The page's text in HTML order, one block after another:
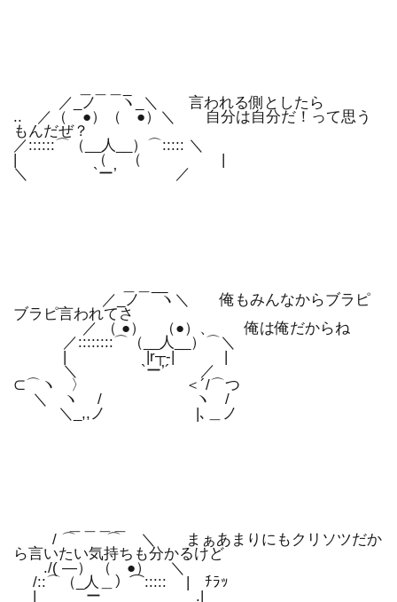
／_ノ ヽ_＼ 言われる側としたら
.. ／（ ●）（ ●）＼ 自分は自分だ！って思う
もんだぜ？
／::::::⌒（__人__）⌒::::: ＼
| （ （ |
＼ `ー’ ／
／_ノ ヽ＼ 俺もみんなからブラピ
ブラピ言われてさ
／ （ ●） （●）、 俺は俺だからね
／::::::::⌒（__人__）⌒＼
| |r┬-| |
＼ `ー’´ ／
⊂⌒ヽ 〉 ＜´/⌒つ
＼ ヽ / ヽ /
＼_,,ノ |､＿ノ
/ ⌒ ⌒ ＼ まぁあまりにもクリソツだか
ら言いたい気持ちも分かるけど
./( ―） （ ●） ＼
/::⌒（_人＿）⌒::::: | ﾁﾗｯ
| ー .|